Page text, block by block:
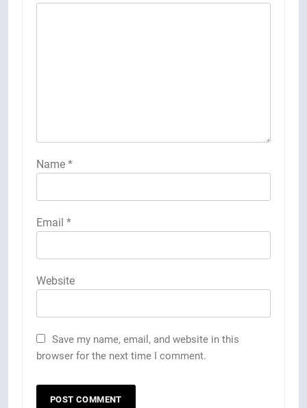
Name *
Email *
Website
Save my name, email, and website in this
browser for the next time I comment.